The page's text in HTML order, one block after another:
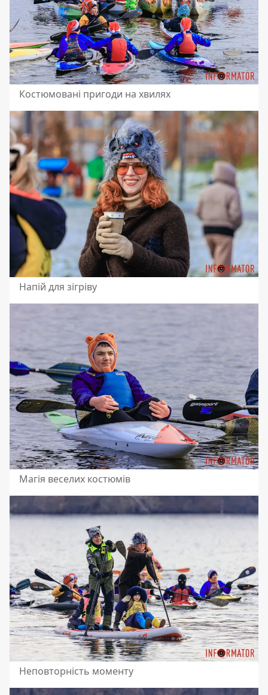
Костюмовані пригоди на хвилях
Напій для зігріву
Магія веселих костюмів
Неповторність моменту